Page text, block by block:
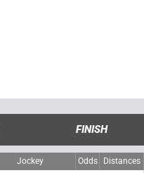
FINISH
Jockey Odds Distances